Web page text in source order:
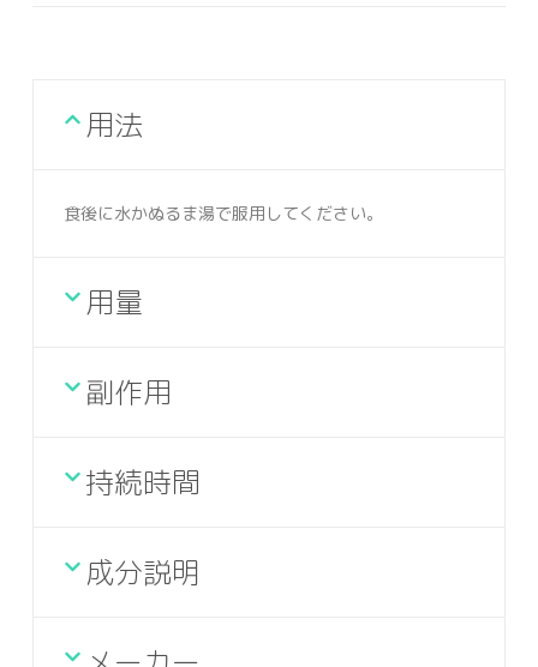
用法
食後に水かぬるま湯で服用してください。
用量
副作用
持続時間
成分説明